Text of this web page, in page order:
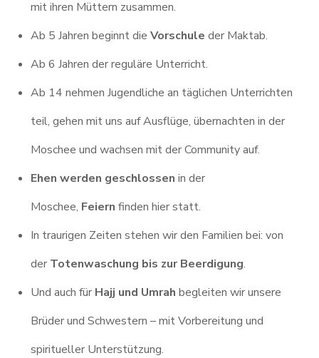
mit ihren Müttern zusammen.
Ab 5 Jahren beginnt dieVorschule der Maktab.
Ab 6 Jahren der reguläre Unterricht.
Ab 14 nehmen Jugendliche an täglichen Unterrichten
teil, gehen mit uns auf Ausflüge, übernachten in der
Moschee und wachsen mit der Community auf.
Ehen werden geschlossen in der
Moschee, Feiern finden hier statt.
In traurigen Zeiten stehen wir den Familien bei: von
der Totenwaschung bis zur Beerdigung.
Und auch für Hajj und Umrah begleiten wir unsere
Brüder und Schwestern – mit Vorbereitung und
spiritueller Unterstützung.